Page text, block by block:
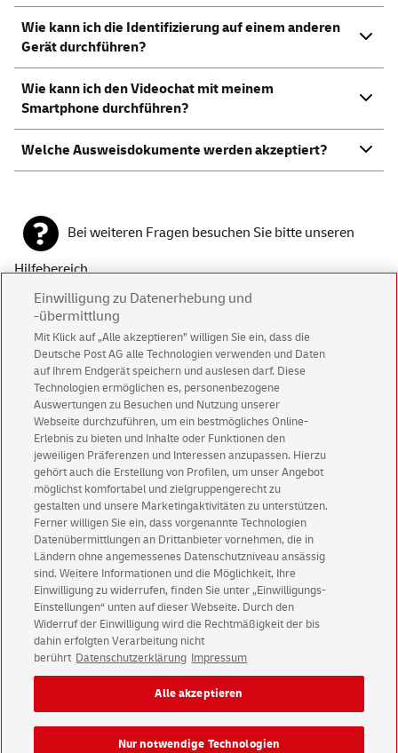
Wie kann ich die Identifizierung auf einem anderen
Gerät durchführen?
Wie kann ich den Videochat mit meinem
Smartphone durchführen?
Welche Ausweisdokumente werden akzeptiert?
Bei weiteren Fragen besuchen Sie bitte unseren
Hilfebereich
Ergänzende Informationen zu
POSTIDENT durch Videochat:
Das Video-Ident-Verfahren bietet Ihnen eine sichere und
einfache Möglichkeit, sich perSmartphoneüber die
POSTIDENT App von 8 bis 22 Uhr an jedem Tag (inkl.
Feiertagen)von einemCall-Center-Agenten geführt
identifizieren zu lassen.
Geschäftskundenservice
Warnung vor gefälschten E-Mails
English Version
Impressum Rechtliche Hinweise
Datenschutz
Einwilligungs-Einstellungen
Einwilligung zu Datenerhebung und
-übermittlung
Mit Klick auf „Alle akzeptieren” willigen Sie ein, dass die
Deutsche Post AG alle Technologien verwenden und Daten
auf Ihrem Endgerät speichern und auslesen darf. Diese
Technologien ermöglichen es, personenbezogene
Auswertungen zu Besuchen und Nutzung unserer
Webseite durchzuführen, um ein bestmögliches Online-
Erlebnis zu bieten und Inhalte oder Funktionen den
jeweiligen Präferenzen und Interessen anzupassen. Hierzu
gehört auch die Erstellung von Profilen, um unser Angebot
möglichst komfortabel und zielgruppengerecht zu
gestalten und unsere Marketingaktivitäten zu unterstützen.
Ferner willigen Sie ein, dass vorgenannte Technologien
Datenübermittlungen an Drittanbieter vornehmen, die in
Ländern ohne angemessenes Datenschutzniveau ansässig
sind. Weitere Informationen und die Möglichkeit, Ihre
Einwilligung zu widerrufen, finden Sie unter „Einwilligungs-
Einstellungen“ unten auf dieser Webseite. Durch den
Widerruf der Einwilligung wird die Rechtmäßigkeit der bis
dahin erfolgten Verarbeitung nicht
berührt Datenschutzerklärung Impressum
Nur notwendige Technologien
Alle akzeptieren